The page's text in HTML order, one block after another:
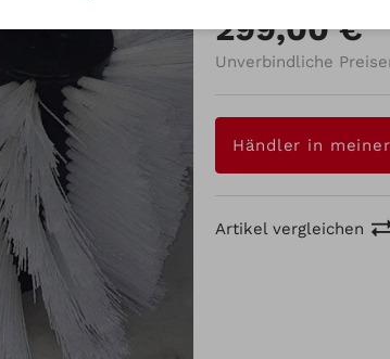
299,00 €
Unverbindliche
Händler in
Artikel vergleichen